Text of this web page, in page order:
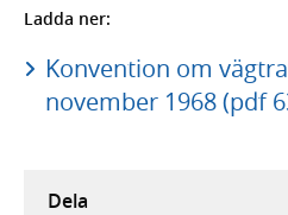
Ladda ner:
Konvention om
november 1968 (pdf
Dela